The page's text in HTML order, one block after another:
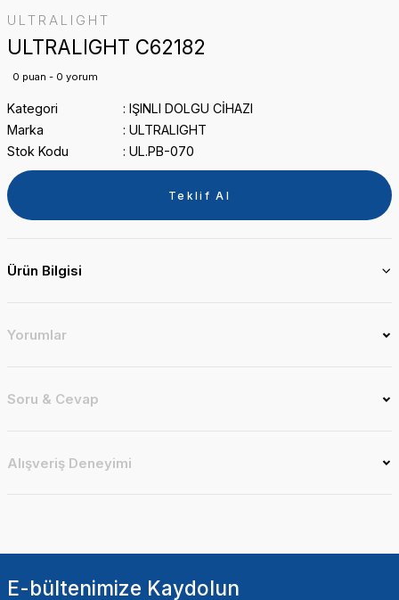
ULTRALIGHT
ULTRALIGHT C62182
0 puan - 0 yorum
Kategori
IŞINLI DOLGU CİHAZI
Marka
ULTRALIGHT
Stok Kodu
UL.PB-070
Teklif Al
Ürün Bilgisi
Yorumlar
Soru & Cevap
Alışveriş Deneyimi
E-bültenimize Kaydolun